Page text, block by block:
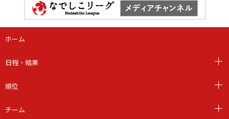
ホーム
日程・結果
順位
チーム